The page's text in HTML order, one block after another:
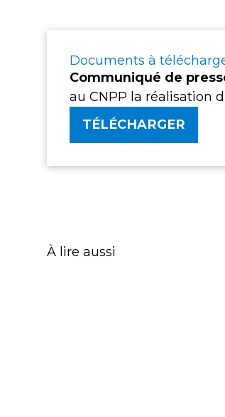
Documents à
Communiqué de
au CNPP la réalisation
TÉLÉCHARGER
À lire aussi